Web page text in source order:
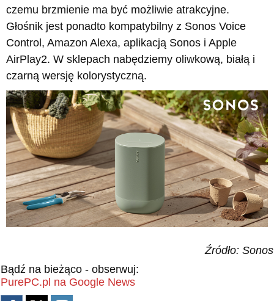
czemu brzmienie ma być możliwie atrakcyjne.
Głośnik jest ponadto kompatybilny z Sonos Voice
Control, Amazon Alexa, aplikacją Sonos i Apple
AirPlay2. W sklepach nabędziemy oliwkową, białą i
czarną wersję kolorystyczną.
Źródło: Sonos
Bądź na bieżąco - obserwuj:
PurePC.pl na Google News